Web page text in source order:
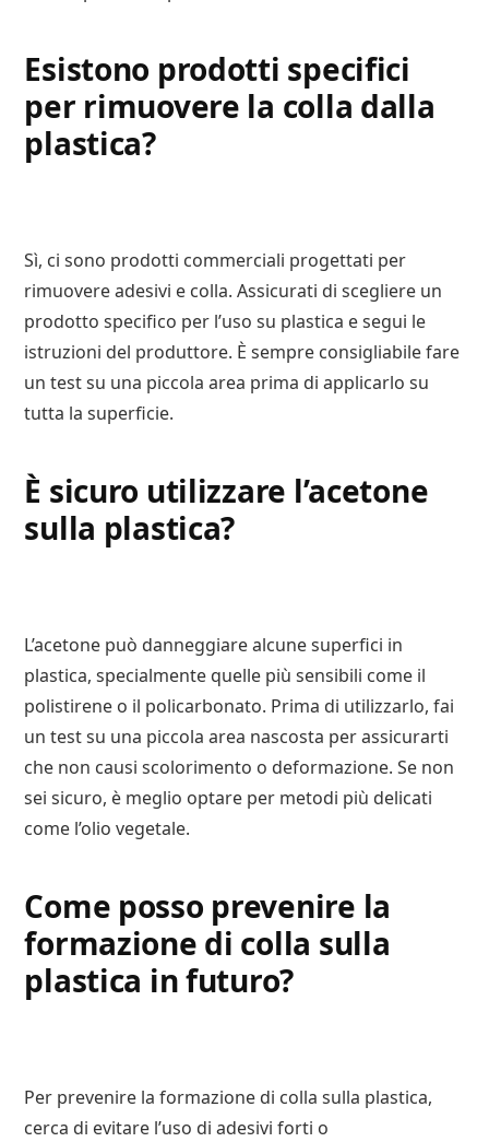
Esistono prodotti specifici
per rimuovere la colla dalla
plastica?
Sì, ci sono prodotti commerciali progettati per
rimuovere adesivi e colla. Assicurati di scegliere un
prodotto specifico per l’uso su plastica e segui le
istruzioni del produttore. È sempre consigliabile fare
un test su una piccola area prima di applicarlo su
tutta la superficie.
È sicuro utilizzare l’acetone
sulla plastica?
L’acetone può danneggiare alcune superfici in
plastica, specialmente quelle più sensibili come il
polistirene o il policarbonato. Prima di utilizzarlo, fai
un test su una piccola area nascosta per assicurarti
che non causi scolorimento o deformazione. Se non
sei sicuro, è meglio optare per metodi più delicati
come l’olio vegetale.
Come posso prevenire la
formazione di colla sulla
plastica in futuro?
Per prevenire la formazione di colla sulla plastica,
cerca di evitare l’uso di adesivi forti o